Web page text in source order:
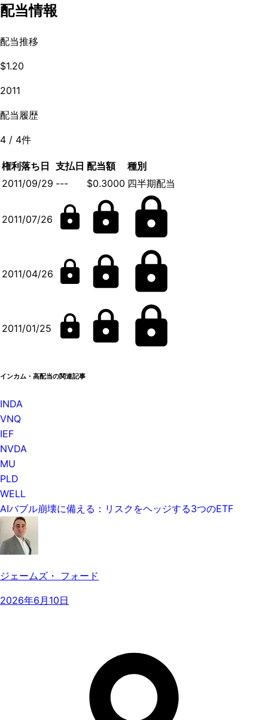
配当情報
配当推移
$1.20
2011
配当履歴
4 / 4件
権利落ち日 支払日 配当額
種別
2011/09/29 --- $0.3000 四半期配当
2011/07/26
2011/04/26
2011/01/25
インカム・高配当の関連記事
INDA
VNQ
IEF
NVDA
MU
PLD
WELL
AIバブル崩壊に備える：リスクをヘッジする3つのETF
ジェームズ・ フォード
2026年6月10日